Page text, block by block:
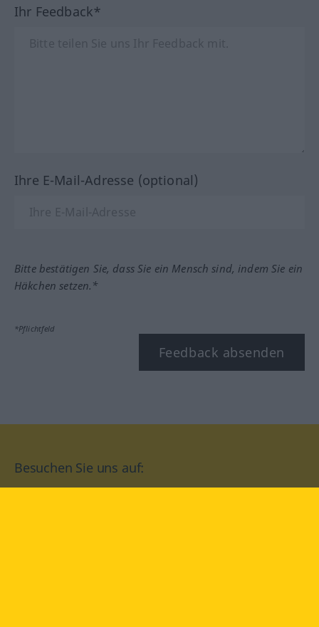
Ihr Feedback*
Ihre E-Mail-Adresse (optional)
Bitte bestätigen Sie, dass Sie ein Mensch sind, indem Sie ein
Häkchen setzen.*
*Pflichtfeld
Feedback absenden
Besuchen Sie uns auf: